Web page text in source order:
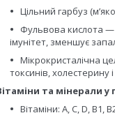
Цільний гарбуз
Фульвова кислота —
імунітет, зменшує
Мікрокристалічна
токсинів, холестерину
та мінерали у
Вітаміни: A, C, D, B1,